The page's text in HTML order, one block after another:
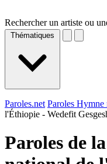
Rechercher un artiste ou
Thématiques
Paroles.net Paroles Hymne
l'Éthiopie - Wedefit
Paroles de